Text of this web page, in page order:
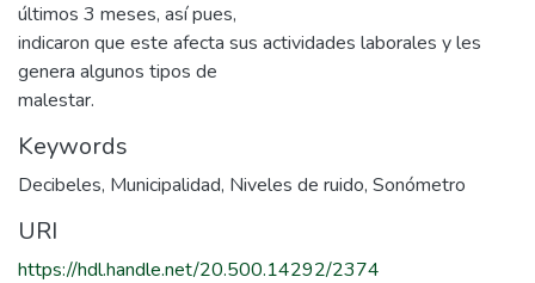
últimos 3 meses, así pues,
indicaron que este afecta sus actividades laborales y les
genera algunos tipos de
malestar.
Keywords
Decibeles, Municipalidad, Niveles de ruido, Sonómetro
URI
https://hdl.handle.net/20.500.14292/2374